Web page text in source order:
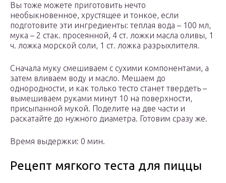
Вы тоже можете приготовить нечто
необыкновенное, хрустящее и тонкое, если
подготовите эти ингредиенты: теплая вода – 100 мл,
мука – 2 стак. просеянной, 4 ст. ложки масла оливы, 1
ч. ложка морской соли, 1 ст. ложка разрыхлителя.
Сначала муку смешиваем с сухими компонентами, а
затем вливаем воду и масло. Мешаем до
однородности, и как только тесто станет твердеть –
вымешиваем руками минут 10 на поверхности,
присыпанной мукой. Поделите на две части и
раскатайте до нужного диаметра. Готовим сразу же.
Время выдержки: 0 мин.
Рецепт мягкого теста для пиццы